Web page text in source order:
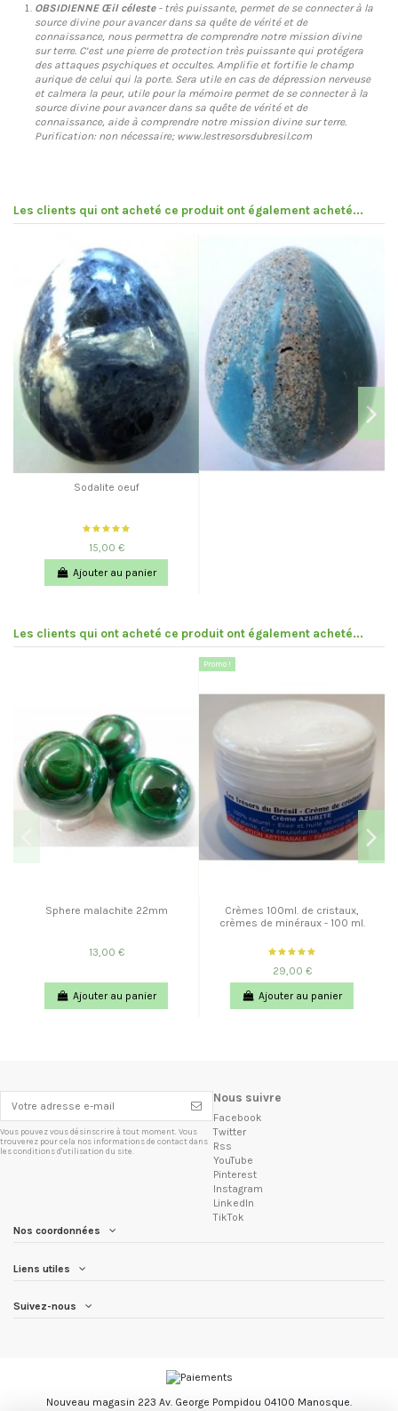
OBSIDIENNE Œil céleste- très puissante, permet de se connecter à la
source divine pour avancer dans sa quête de vérité et de
connaissance, nous permettra de comprendre notre mission divine
sur terre. C’est une pierre de protection très puissante qui protégera
des attaques psychiques et occultes. Amplifie et fortifie le champ
aurique de celui qui la porte. Sera utile en cas de dépression nerveuse
et calmera la peur, utile pour la mémoire permet de se connecter à la
source divine pour avancer dans sa quête de vérité et de
connaissance, aide à comprendre notre mission divine sur terre.
Purification: non nécessaire; www.lestresorsdubresil.com
Les clients qui ont acheté ce produit ont également acheté...
Sodalite oeuf
15,00 €
Ajouter au panier
Les clients qui ont acheté ce produit ont également acheté...
Sphere malachite 22mm
13,00 €
Ajouter au panier
Promo !
Crèmes 100ml. de cristaux,
crèmes de minéraux - 100 ml.
29,00 €
Ajouter au panier
Vous pouvez vous désinscrire à tout moment. Vous
trouverez pour cela nos informations de contact dans
les conditions d'utilisation du site.
Nous suivre
Facebook
Twitter
Rss
YouTube
Pinterest
Instagram
LinkedIn
TikTok
Nos coordonnées
Liens utiles
Suivez-nous
Nouveau magasin 223 Av. George Pompidou 04100 Manosque.